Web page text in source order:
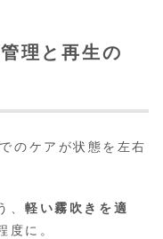
理と再生の
のケアが状態を左右
、軽い霧吹きを適
度に。